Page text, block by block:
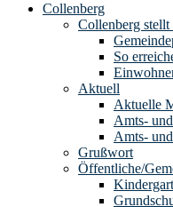
Collenberg
Collenberg
So
Aktuell
Aktuelle
Amts-
Amts-
Grußwort
Öffentliche/